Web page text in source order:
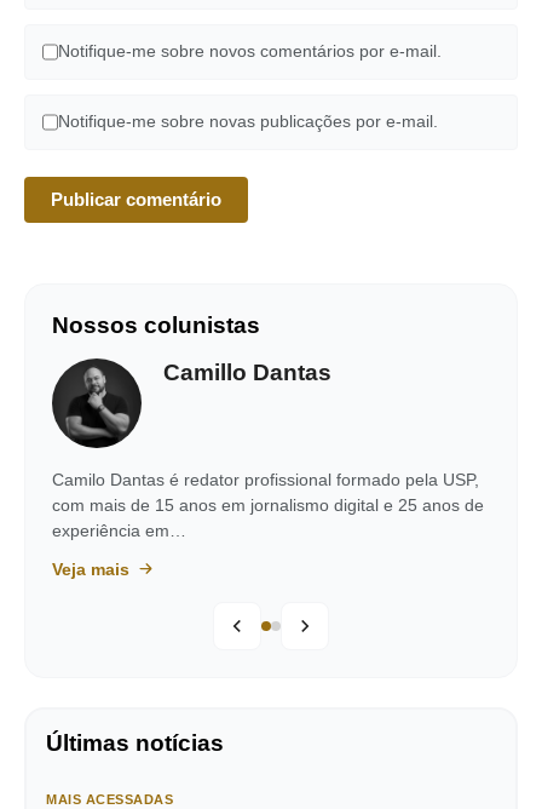
Notifique-me sobre novos comentários por e-mail.
Notifique-me sobre novas publicações por e-mail.
Nossos colunistas
Camillo Dantas
Camilo Dantas é redator profissional formado pela USP,
com mais de 15 anos em jornalismo digital e 25 anos de
experiência em…
Veja mais
Últimas notícias
MAIS ACESSADAS